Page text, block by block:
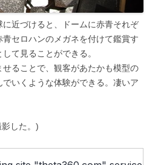
近づけると、ドームに赤青それぞ
セロハンのメガネを付けて鑑賞す
て見ることができる。
ることで、観客があたかも模型の
いくような体験ができる。凄いア
した。)